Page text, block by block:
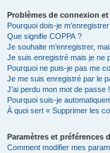
Problèmes de connexion
Pourquoi dois-je
Que signifie COPPA ?
Je souhaite m’enregistrer,
Je suis enregistré mais je ne
Pourquoi ne puis-je pas me
Je me suis enregistré par le
J’ai perdu mon mot de passe !
Pourquoi suis-je
À quoi sert « Supprimer les
Paramètres et préférences
Comment modifier mes